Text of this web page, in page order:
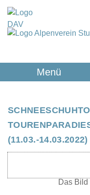
Menü
(11.03.-14.03.2022)